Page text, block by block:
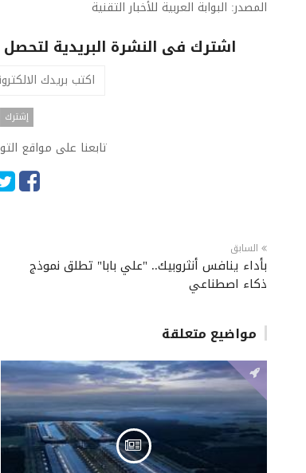
المصدر: البوابة العربية للأخبار التقنية
اشترك فى النشرة البريدية
تابعنا على مواقع
السابق
بأداء ينافس أنثروبيك.. "علي بابا" تطلق نموذج
ذكاء اصطناعي
مواضيع متعلقة